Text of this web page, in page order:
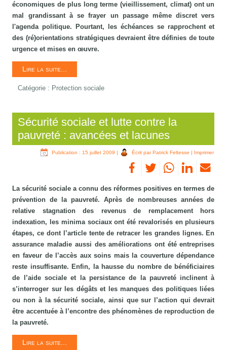
économiques de plus long terme (vieillissement, climat) ont un
mal grandissant à se frayer un passage même discret vers
l'agenda politique. Pourtant, les échéances se rapprochent et
des (ré)orientations stratégiques devraient être définies de toute
urgence et mises en œuvre.
Lire la suite...
Catégorie : Protection sociale
Sécurité sociale et lutte contre la
pauvreté : avancées et lacunes
Publication : 15 juillet 2009 | Écrit par Patrick Feltesse | Imprimer
La sécurité sociale a connu des réformes positives en termes de
prévention de la pauvreté. Après de nombreuses années de
relative stagnation des revenus de remplacement hors
indexation, les minima sociaux ont été revalorisés en plusieurs
étapes, ce dont l’article tente de retracer les grandes lignes. En
assurance maladie aussi des améliorations ont été entreprises
en faveur de l’accès aux soins mais la couverture dépendance
reste insuffisante. Enfin, la hausse du nombre de bénéficiaires
de l’aide sociale et la persistance de la pauvreté inclinent à
s’interroger sur les dégâts et les manques des politiques liées
ou non à la sécurité sociale, ainsi que sur l’action qui devrait
être accentuée à l’encontre des phénomènes de reproduction de
la pauvreté.
Lire la suite...